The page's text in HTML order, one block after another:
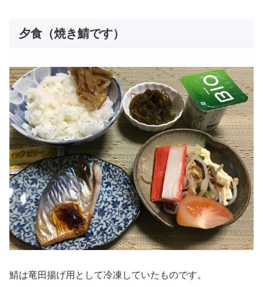
夕食（焼き鯖です）
鯖は竜田揚げ用として冷凍していたものです。